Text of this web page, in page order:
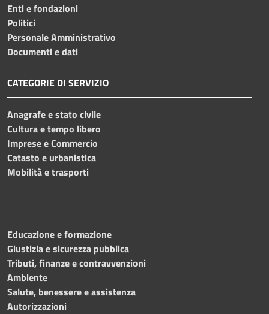
Enti e fondazioni
Politici
Personale Amministrativo
Documenti e dati
CATEGORIE DI SERVIZIO
Anagrafe e stato civile
Cultura e tempo libero
Imprese e Commercio
Catasto e urbanistica
Mobilità e trasporti
Educazione e formazione
Giustizia e sicurezza pubblica
Tributi, finanze e contravvenzioni
Ambiente
Salute, benessere e assistenza
Autorizzazioni